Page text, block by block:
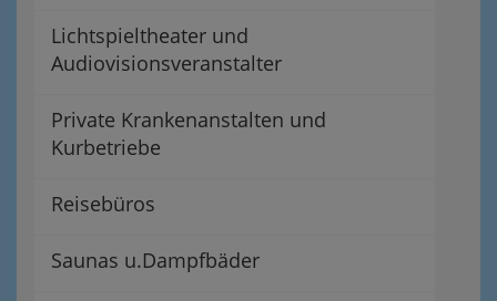
Lichtspieltheater und
Audiovisionsveranstalter
Private Krankenanstalten und
Kurbetriebe
Reisebüros
Saunas u.Dampfbäder